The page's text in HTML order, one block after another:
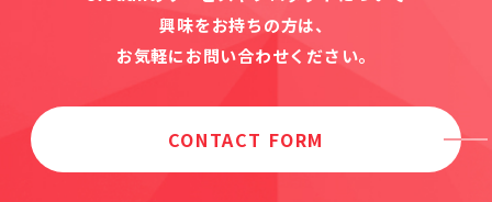
興味をお持ちの方は、
お気軽にお問い合わせください。
CONTACT FORM